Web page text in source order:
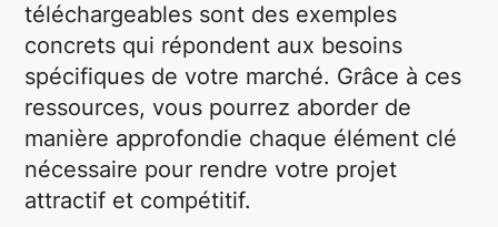
téléchargeables sont des exemples
concrets qui répondent aux besoins
spécifiques de votre marché. Grâce à ces
ressources, vous pourrez aborder de
manière approfondie chaque élément clé
nécessaire pour rendre votre projet
attractif et compétitif.